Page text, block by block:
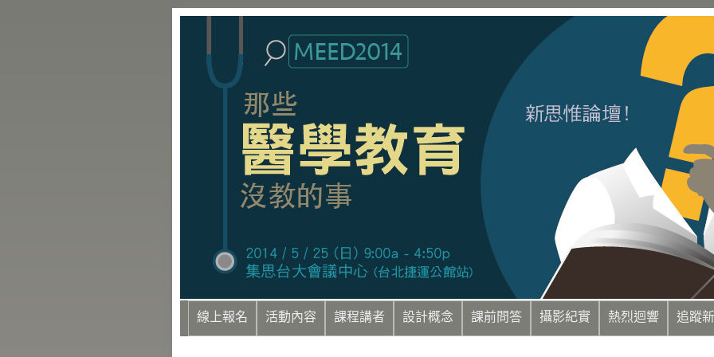
線上報名 活動內容 課程講者 設計概念 課前問答 攝影紀實 熱烈迴響 追蹤